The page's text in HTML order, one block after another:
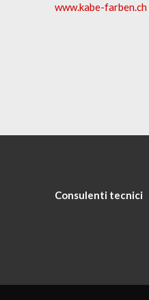
www.kabe-farben.ch
Consulenti tecnici